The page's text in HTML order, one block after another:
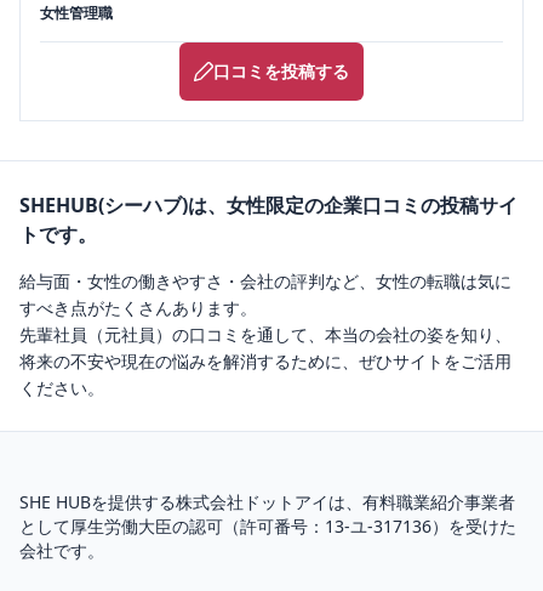
女性管理職
口コミを投稿する
SHEHUB(シーハブ)は、女性限定の企業口コミの投稿サイ
トです。
給与面・女性の働きやすさ・会社の評判など、女性の転職は気に
すべき点がたくさんあります。
先輩社員（元社員）の口コミを通して、本当の会社の姿を知り、
将来の不安や現在の悩みを解消するために、ぜひサイトをご活用
ください。
SHE HUBを提供する株式会社ドットアイは、 有料職業紹介事業者
として厚生労働大臣の認可（許可番号：13-ユ-317136）を受けた
会社です。